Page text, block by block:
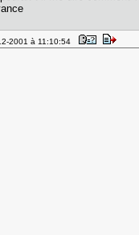
2001 à 11:10:54